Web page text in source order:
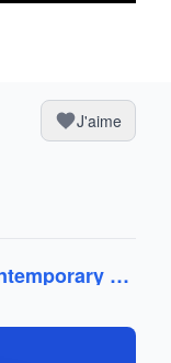
J'aime
Tamara Vermunt Japanese Contemporary Art